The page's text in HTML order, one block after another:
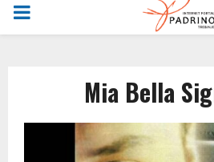
PRIMARY
Mia Bella